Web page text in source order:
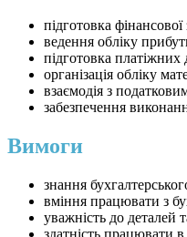
підготовка
ведення обліку
підготовка платіжних
організація обліку
взаємодія з
забезпечення
Вимоги
знання
вміння працювати з
уважність до деталей